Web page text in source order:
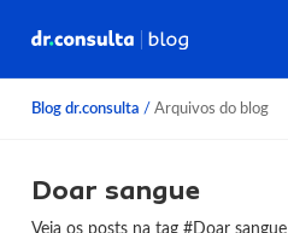
Blog dr.consulta / Arquivos do blog
Doar sangue
Veja os posts na tag#Doar sangue